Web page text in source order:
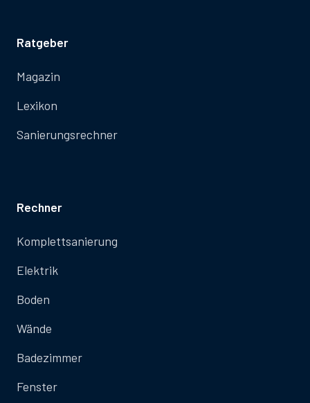
Ratgeber
Magazin
Lexikon
Sanierungsrechner
Rechner
Komplettsanierung
Elektrik
Boden
Wände
Badezimmer
Fenster